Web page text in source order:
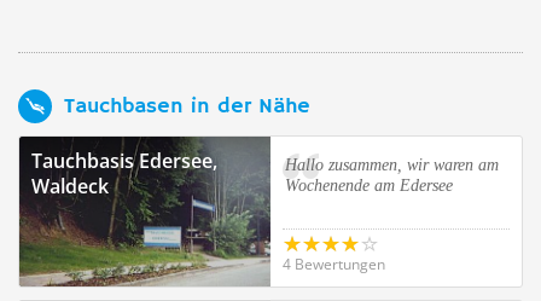
Tauchbasen in der Nähe
Tauchbasis Edersee,
Waldeck
Hallo zusammen, wir waren am
Wochenende am Edersee
4 Bewertungen